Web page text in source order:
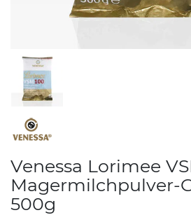
Venessa Lorimee
Magermilchpulver-
500g